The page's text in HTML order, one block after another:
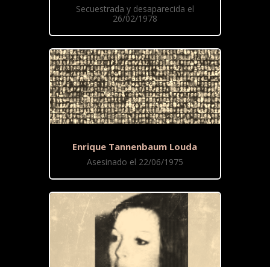
Secuestrada y desaparecida el
26/02/1978
Enrique Tannenbaum Louda
Asesinado el 22/06/1975